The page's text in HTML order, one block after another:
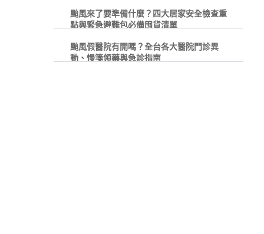
颱風來了要準備什麼？四大居家安全檢查重
點與緊急避難包必備囤貨清單
颱風假醫院有開嗎？全台各大醫院門診異
動、慢箋領藥與急診指南